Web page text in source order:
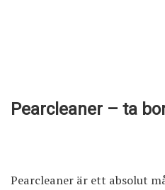
Pearcleaner – ta
Pearcleaner är ett absolut